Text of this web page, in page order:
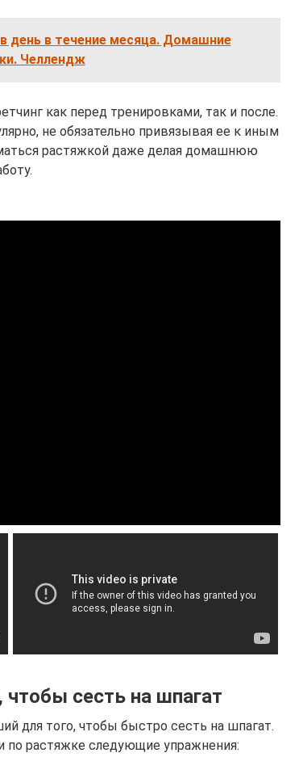
день в течение месяца. Домашние
Челлендж
как перед тренировками, так и после.
не обязательно привязывая ее к иным
растяжкой даже делая домашнюю
сесть на шпагат
для того, чтобы быстро сесть на шпагат.
по растяжке следующие упражнения: